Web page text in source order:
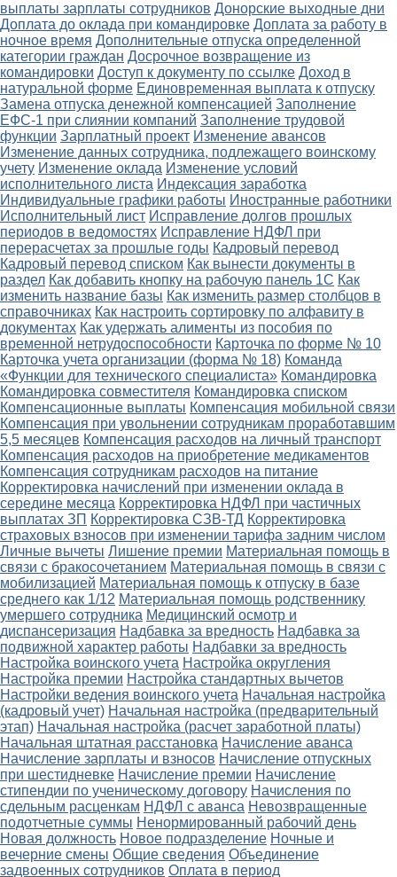
выплаты зарплаты сотрудников Донорские выходные дни
Доплата до оклада при командировке Доплата за работу в
ночное время Дополнительные отпуска определенной
категории граждан Досрочное возвращение из
командировки Доступ к документу по ссылке Доход в
натуральной форме Единовременная выплата к отпуску
Замена отпуска денежной компенсацией Заполнение
ЕФС-1 при слиянии компаний Заполнение трудовой
функции Зарплатный проект Изменение авансов
Изменение данных сотрудника, подлежащего воинскому
учету Изменение оклада Изменение условий
исполнительного листа Индексация заработка
Индивидуальные графики работы Иностранные работники
Исполнительный лист Исправление долгов прошлых
периодов в ведомостях Исправление НДФЛ при
перерасчетах за прошлые годы Кадровый перевод
Кадровый перевод списком Как вынести документы в
раздел Как добавить кнопку на рабочую панель 1С Как
изменить название базы Как изменить размер столбцов в
справочниках Как настроить сортировку по алфавиту в
документах Как удержать алименты из пособия по
временной нетрудоспособности Карточка по форме № 10
Карточка учета организации (форма № 18) Команда
«Функции для технического специалиста» Командировка
Командировка совместителя Командировка списком
Компенсационные выплаты Компенсация мобильной связи
Компенсация при увольнении сотрудникам проработавшим
5,5 месяцев Компенсация расходов на личный транспорт
Компенсация расходов на приобретение медикаментов
Компенсация сотрудникам расходов на питание
Корректировка начислений при изменении оклада в
середине месяца Корректировка НДФЛ при частичных
выплатах ЗП Корректировка СЗВ-ТД Корректировка
страховых взносов при изменении тарифа задним числом
Личные вычеты Лишение премии Материальная помощь в
связи с бракосочетанием Материальная помощь в связи с
мобилизацией Материальная помощь к отпуску в базе
среднего как 1/12 Материальная помощь родственнику
умершего сотрудника Медицинский осмотр и
диспансеризация Надбавка за вредность Надбавка за
подвижной характер работы Надбавки за вредность
Настройка воинского учета Настройка округления
Настройка премии Настройка стандартных вычетов
Настройки ведения воинского учета Начальная настройка
(кадровый учет) Начальная настройка (предварительный
этап) Начальная настройка (расчет заработной платы)
Начальная штатная расстановка Начисление аванса
Начисление зарплаты и взносов Начисление отпускных
при шестидневке Начисление премии Начисление
стипендии по ученическому договору Начисления по
сдельным расценкам НДФЛ с аванса Невозвращенные
подотчетные суммы Ненормированный рабочий день
Новая должность Новое подразделение Ночные и
вечерние смены Общие сведения Объединение
задвоенных сотрудников Оплата в период